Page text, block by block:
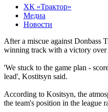
ХК «Трактор»
Медиа
Новости
After a miscue against Donbass
winning track with a victory
'We stuck to the game plan -
lead', Kostitsyn said.
According to Kositsyn, the
the team's position in the league